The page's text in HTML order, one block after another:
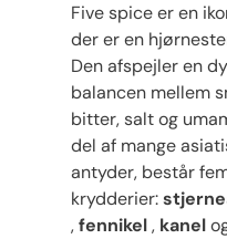
Five spice er en
der er en
Den afspejler en
balancen mellem
bitter, salt og
del af mange
antyder, består
krydderier:
,fennikel, kanel